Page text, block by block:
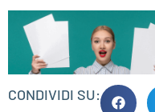
CONDIVIDI SU: